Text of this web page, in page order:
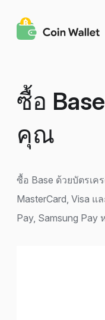
ซื้อ Base
คุณ
ซื้อ Base ด้วยบัตรเค
MasterCard, Visa แ
Pay, Samsung Pay